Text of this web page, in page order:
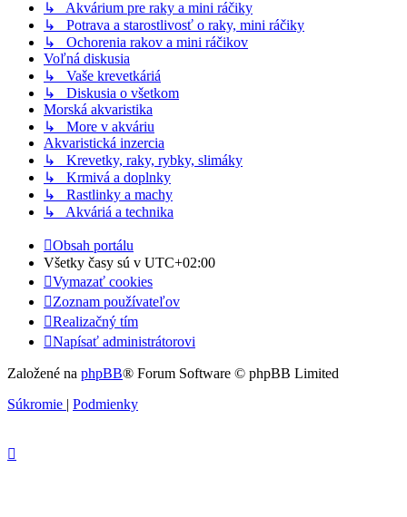
↳ Akvárium pre raky a mini ráčiky
↳ Potrava a starostlivosť o raky, mini ráčiky
↳ Ochorenia rakov a mini ráčikov
Voľná diskusia
↳ Vaše krevetkáriá
↳ Diskusia o všetkom
Morská akvaristika
↳ More v akváriu
Akvaristická inzercia
↳ Krevetky, raky, rybky, slimáky
↳ Krmivá a doplnky
↳ Rastlinky a machy
↳ Akváriá a technika
Obsah portálu
Všetky časy sú v UTC+02:00
Vymazať cookies
Zoznam používateľov
Realizačný tím
Napísať administrátorovi
Založené na phpBB® Forum Software © phpBB Limited
Súkromie | Podmienky